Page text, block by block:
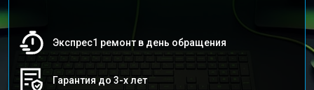
Экспрес1 ремонт в день обращения
Гарантия до 3-х лет